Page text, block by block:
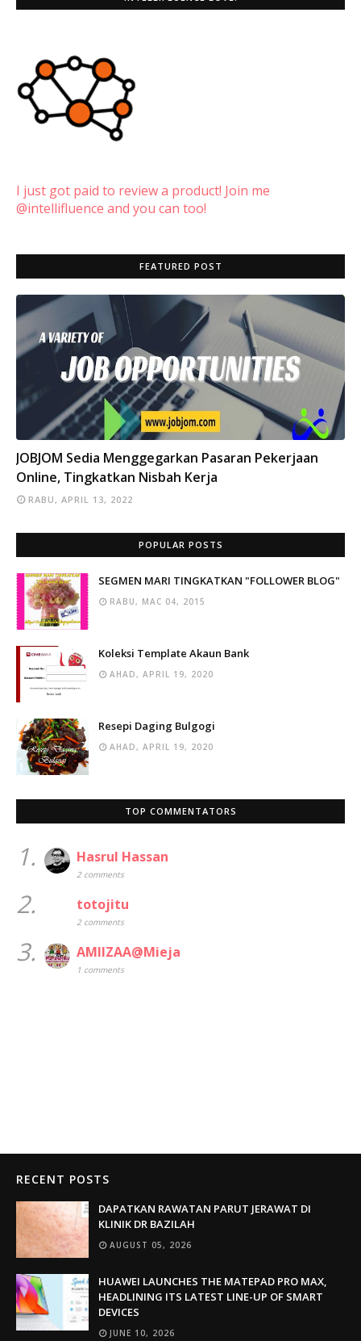
I just got paid to review a product! Join me
@intellifluence and you can too!
FEATURED POST
INFO
JOBJOM Sedia Menggegarkan Pasaran Pekerjaan
Online, Tingkatkan Nisbah Kerja
RABU, APRIL 13, 2022
POPULAR POSTS
SEGMEN MARI TINGKATKAN "FOLLOWER BLOG"
RABU, MAC 04, 2015
Koleksi Template Akaun Bank
AHAD, APRIL 19, 2020
Resepi Daging Bulgogi
AHAD, APRIL 19, 2020
TOP COMMENTATORS
1. Hasrul Hassan
2 comments
2. totojitu
2 comments
3. AMIIZAA@Mieja
1 comments
RECENT POSTS
DAPATKAN RAWATAN PARUT JERAWAT DI
KLINIK DR BAZILAH
AUGUST 05, 2026
HUAWEI LAUNCHES THE MATEPAD PRO MAX,
HEADLINING ITS LATEST LINE-UP OF SMART
DEVICES
JUNE 10, 2026